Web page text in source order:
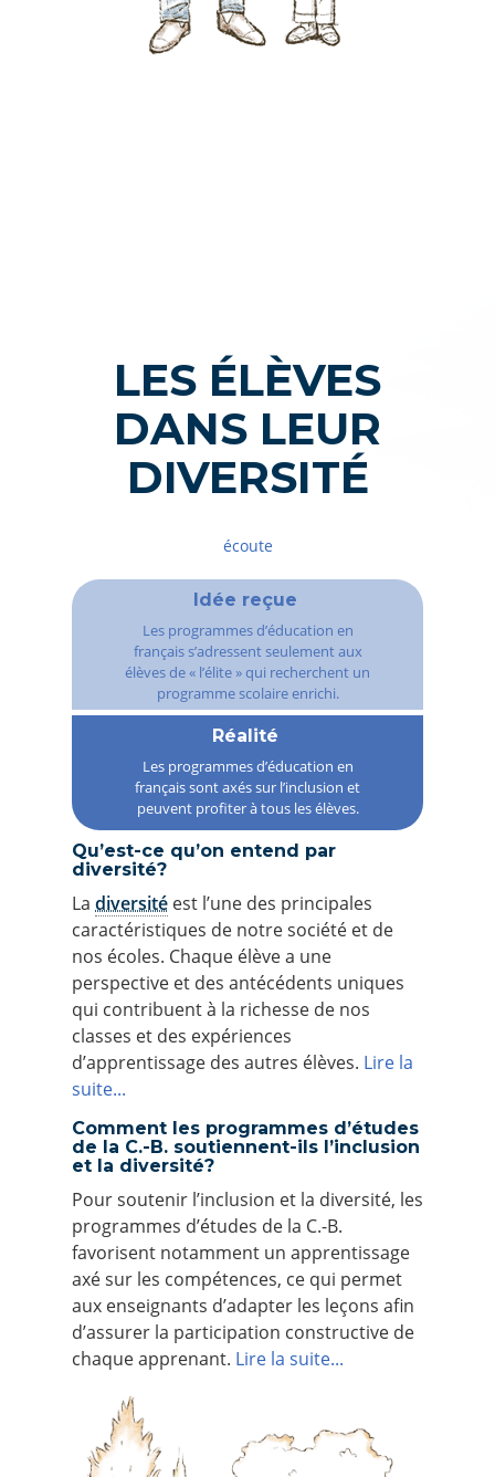
LES ÉLÈVES
DANS LEUR
DIVERSITÉ
écoute
Idée reçue
Les programmes d’éducation en
français s’adressent seulement aux
élèves de « l’élite » qui recherchent un
programme scolaire enrichi.
Réalité
Les programmes d’éducation en
français sont axés sur l’inclusion et
peuvent profiter à tous les élèves.
Qu’est-ce qu’on entend par
diversité?
La diversité est l’une des principales
caractéristiques de notre société et de
nos écoles. Chaque élève a une
perspective et des antécédents uniques
qui contribuent à la richesse de nos
classes et des expériences
d’apprentissage des autres élèves. Lire la
suite...
Comment les programmes d’études
de la C.-B. soutiennent-ils l’inclusion
et la diversité?
Pour soutenir l’inclusion et la diversité, les
programmes d’études de la C.-B.
favorisent notamment un apprentissage
axé sur les compétences, ce qui permet
aux enseignants d’adapter les leçons afin
d’assurer la participation constructive de
chaque apprenant. Lire la suite...